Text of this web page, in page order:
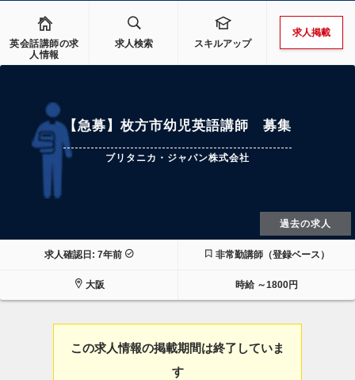
英会話講師の求
人情報
求人検索 スキルアップ
求人掲載
【急募】枚方市幼児英語講師 募集
ブリタニカ・ジャパン株式会社
過去の求人
求人確認日: 7年前 非常勤講師（登録ベース）
大阪 時給 ～1800円
この求人情報の掲載期間は終了していま
す